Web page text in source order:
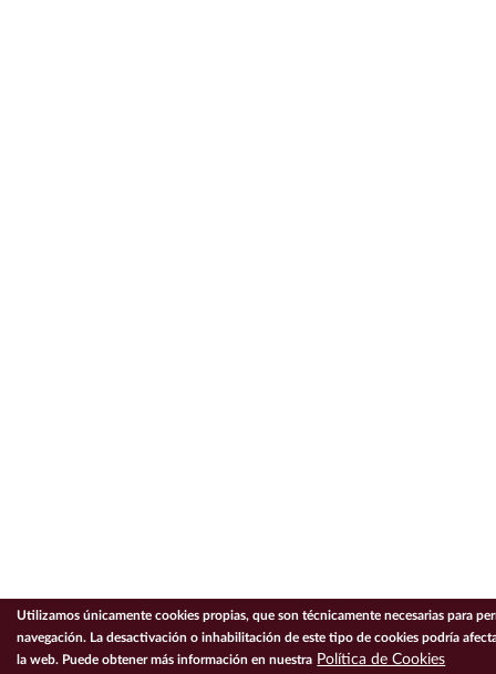
Utilizamos únicamente cookies propias, que son técnicamente necesarias para
navegación. La desactivación o inhabilitación de este tipo de cookies podría
la web. Puede obtener más información en nuestra Política de Cookies